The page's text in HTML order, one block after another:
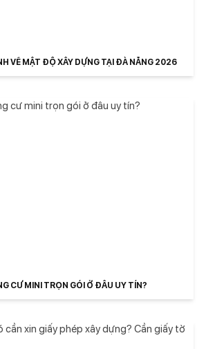
VỀ MẬT ĐỘ XÂY DỰNG TẠI ĐÀ NẴNG 2026
CƯ MINI TRỌN GÓI Ở ĐÂU UY TÍN?